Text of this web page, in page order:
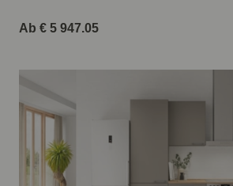
Ab € 5 947.05